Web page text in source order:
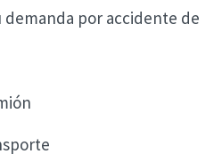
demanda por accidente de